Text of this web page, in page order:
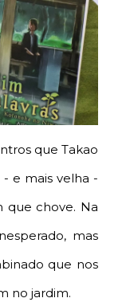
que Takao
e mais velha -
que chove. Na
mas
que nos
no jardim.